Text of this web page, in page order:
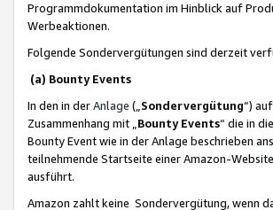
Programmdokumentation im Hinblick auf
Werbeaktionen.
Folgende Sondervergütungen sind derzeit
(a) Bounty Events
In den in derAnlage („ Sondervergütung“)
Zusammenhang mit „ Bounty Events“ die in
Bounty Event wie in der Anlage beschrieben
teilnehmende Startseite einer Amazon-
ausführt.
Amazon zahlt keine Sondervergütung, wenn